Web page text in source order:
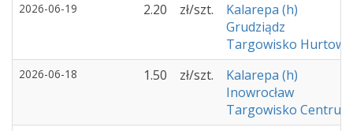
2026-06-19 2.20 zł/szt.
Kalarepa (h)
Grudziądz
Targowisko
2026-06-18 1.50 zł/szt.
Kalarepa (h)
Inowrocław
Targowisko